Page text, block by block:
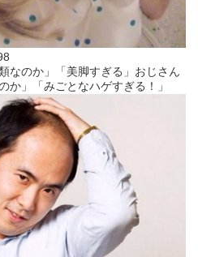
なのか」「美脚すぎる」おじさん
か」「みごとなハゲすぎる！」